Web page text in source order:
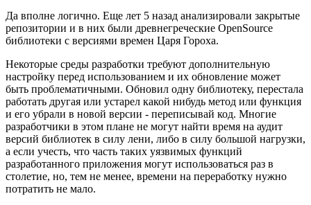
Да вполне логично. Еще лет 5 назад анализировали закрытые
репозитории и в них были древнегреческие OpenSource
библиотеки с версиями времен Царя Гороха.
Некоторые среды разработки требуют дополнительную
настройку перед использованием и их обновление может
быть проблематичными. Обновил одну библиотеку, перестала
работать другая или устарел какой нибудь метод или функция
и его убрали в новой версии - переписывай код. Многие
разработчики в этом плане не могут найти время на аудит
версий библиотек в силу лени, либо в силу большой нагрузки,
а если учесть, что часть таких уязвимых функций
разработанного приложения могут использоваться раз в
столетие, но, тем не менее, времени на переработку нужно
потратить не мало.